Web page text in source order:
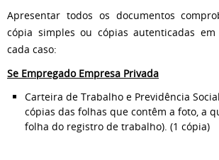
Apresentar todos os documentos
cópia simples ou cópias autenticadas
cada caso:
Se Empregado Empresa Privada
Carteira de Trabalho e Previdência
cópias das folhas que contêm a foto, a
folha do registro de trabalho). (1 cópia)